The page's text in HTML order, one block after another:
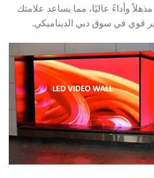
وأداءً عاليًا، مما يساعد علامتك
قوي في سوق دبي الديناميكي.